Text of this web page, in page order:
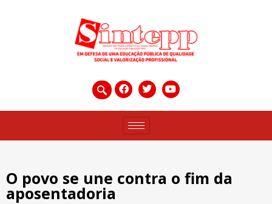
O povo se une contra o fim da
aposentadoria